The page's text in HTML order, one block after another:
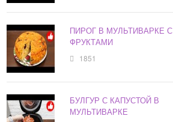
ПИРОГ В МУЛЬТИВАРКЕ С
ФРУКТАМИ
1851
БУЛГУР С КАПУСТОЙ В
МУЛЬТИВАРКЕ